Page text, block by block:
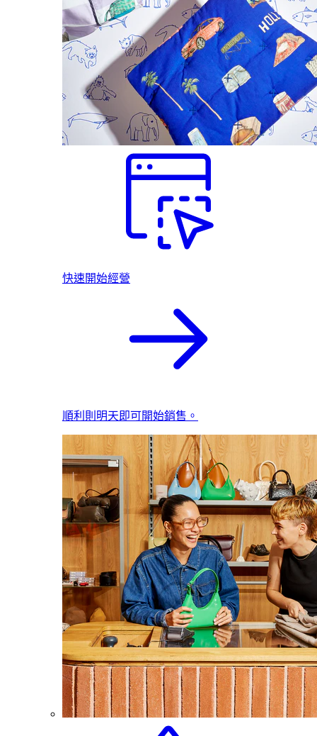
快速開始經營
順利則明天即可開始銷售。